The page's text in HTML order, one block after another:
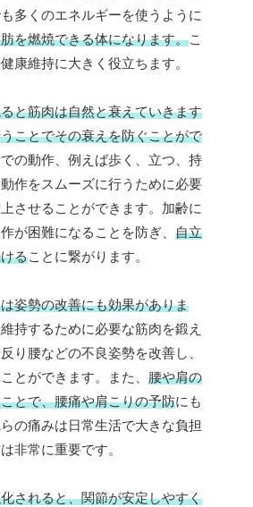
多くのエネルギーを使うように
を燃焼できる体になります。こ
康維持に大きく役立ちます。
と筋肉は自然と衰えていきます
ことでその衰えを防ぐことがで
の動作、例えば歩く、立つ、持
作をスムーズに行うために必要
させることができます。加齢に
が困難になることを防ぎ、 自立
ることに繋がります。
姿勢の改善にも効果がありま
持するために必要な筋肉を鍛え
り腰などの不良姿勢を改善し、
とができます。また、 腰や肩の
とで、腰痛や肩こりの予防にも
の痛みは日常生活で大きな負担
非常に重要です。
されると、関節が安定しやすく